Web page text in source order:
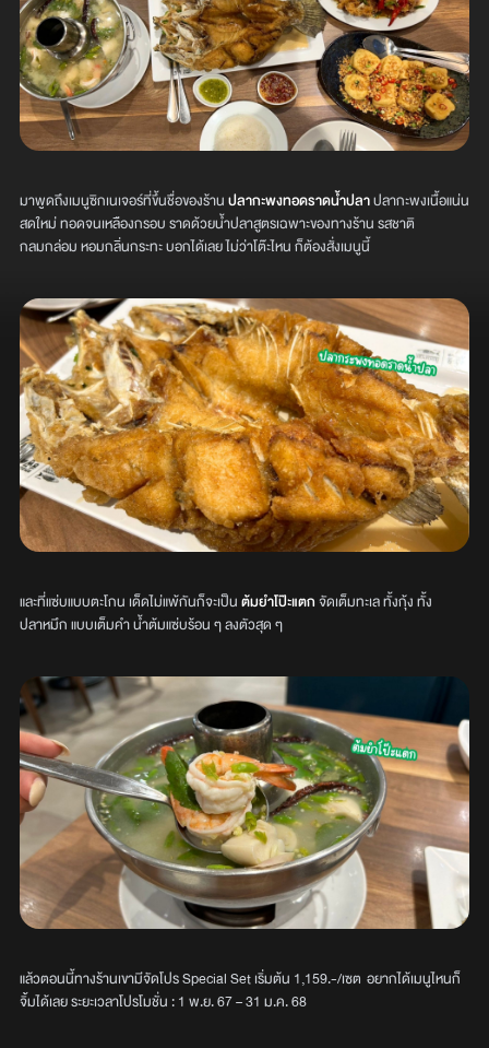
มาพูดถึงเมนูซิกเนเจอร์ที่ขึ้นชื่อของร้านปลากะพงทอดราดน้ำปลาปลากะพงเนื้อแน่น
สดใหม่ ทอดจนเหลืองกรอบ ราดด้วยน้ำปลาสูตรเฉพาะของทางร้าน รสชาติ
กลมกล่อม หอมกลิ่นกระทะ บอกได้เลย ไม่ว่าโต๊ะไหน ก็ต้องสั่งเมนูนี้
และที่แซ่บแบบตะโกน เด็ดไม่แพ้กันก็จะเป็นต้มยำโป๊ะแตกจัดเต็มทะเล ทั้งกุ้ง ทั้ง
ปลาหมึก แบบเต็มคำ น้ำต้มแซ่บร้อน ๆ ลงตัวสุด ๆ
แล้วตอนนี้ทางร้านเขามีจัดโปร Special Set เริ่มต้น 1,159.-/เซต อยากได้เมนูไหนก็
จิ้มได้เลย ระยะเวลาโปรโมชั่น : 1 พ.ย. 67 – 31 ม.ค. 68